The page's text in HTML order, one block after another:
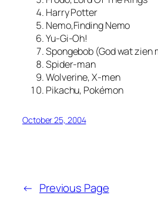
Harry Potter
Nemo,Finding Nemo
Yu-Gi-Oh!
Spongebob (God wat zien
Spider-man
Wolverine, X-men
Pikachu, Pokémon
October 25, 2004
← Previous Page